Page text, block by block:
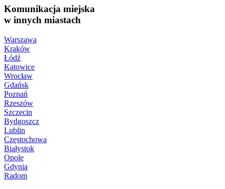
Komunikacja miejska
w innych miastach
Warszawa
Kraków
Łódź
Katowice
Wrocław
Gdańsk
Poznań
Rzeszów
Szczecin
Bydgoszcz
Lublin
Częstochowa
Białystok
Opole
Gdynia
Radom